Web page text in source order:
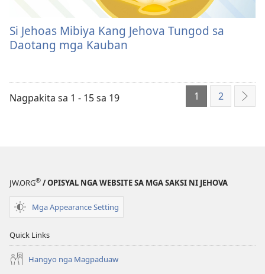
Si Jehoas Mibiya Kang Jehova Tungod sa
Daotang mga Kauban
Nagpakita sa 1 - 15 sa 19 1 2
JW.ORG® / OPISYAL NGA WEBSITE SA MGA SAKSI NI JEHOVA
Mga Appearance Setting
Quick Links
Hangyo nga Magpaduaw